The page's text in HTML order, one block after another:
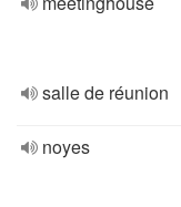
salle de réunion
noyes